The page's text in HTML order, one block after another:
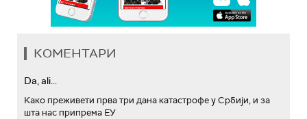
КОМЕНТАРИ
Da, ali...
Како преживети прва три дана катастрофе у Србији, и за
шта нас припрема ЕУ